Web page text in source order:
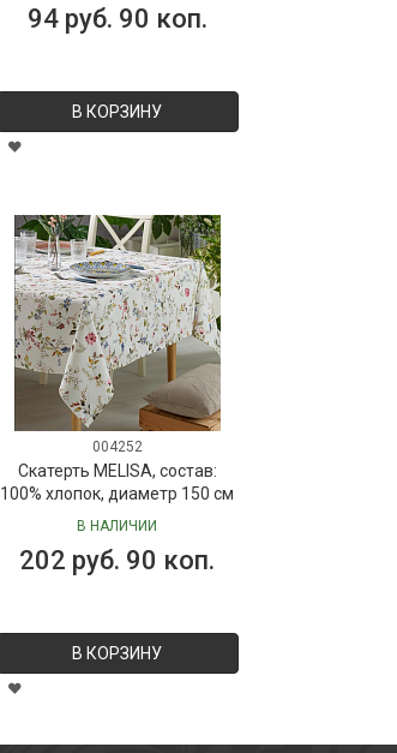
94 руб. 90 коп.
В КОРЗИНУ
004252
Скатерть MELISA, состав:
100% хлопок, диаметр 150 см
В НАЛИЧИИ
202 руб. 90 коп.
В КОРЗИНУ